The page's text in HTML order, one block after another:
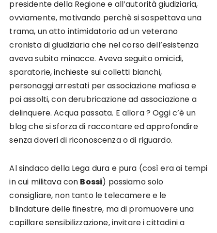
presidente della Regione e all’autorità giudiziaria,
ovviamente, motivando perchè si sospettava una
trama, un atto intimidatorio ad un veterano
cronista di giudiziaria che nel corso dell’esistenza
aveva subito minacce. Aveva seguito omicidi,
sparatorie, inchieste sui colletti bianchi,
personaggi arrestati per associazione mafiosa e
poi assolti, con derubricazione ad associazione a
delinquere. Acqua passata. E allora ? Oggi c’è un
blog che si sforza di raccontare ed approfondire
senza doveri di riconoscenza o di riguardo.
Al sindaco della Lega dura e pura (così era ai tempi
in cui militava con Bossi) possiamo solo
consigliare, non tanto le telecamere e le
blindature delle finestre, ma di promuovere una
capillare sensibilizzazione, invitare i cittadini a